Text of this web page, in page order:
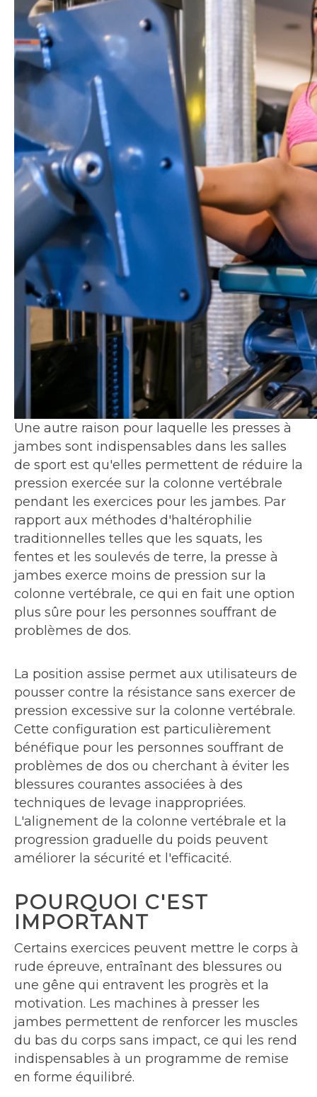
Une autre raison pour laquelle les presses à
jambes sont indispensables dans les salles
de sport est qu'elles permettent de réduire la
pression exercée sur la colonne vertébrale
pendant les exercices pour les jambes. Par
rapport aux méthodes d'haltérophilie
traditionnelles telles que les squats, les
fentes et les soulevés de terre, la presse à
jambes exerce moins de pression sur la
colonne vertébrale, ce qui en fait une option
plus sûre pour les personnes souffrant de
problèmes de dos.
La position assise permet aux utilisateurs de
pousser contre la résistance sans exercer de
pression excessive sur la colonne vertébrale.
Cette configuration est particulièrement
bénéfique pour les personnes souffrant de
problèmes de dos ou cherchant à éviter les
blessures courantes associées à des
techniques de levage inappropriées.
L'alignement de la colonne vertébrale et la
progression graduelle du poids peuvent
améliorer la sécurité et l'efficacité.
POURQUOI C'EST
IMPORTANT
Certains exercices peuvent mettre le corps à
rude épreuve, entraînant des blessures ou
une gêne qui entravent les progrès et la
motivation. Les machines à presser les
jambes permettent de renforcer les muscles
du bas du corps sans impact, ce qui les rend
indispensables à un programme de remise
en forme équilibré.